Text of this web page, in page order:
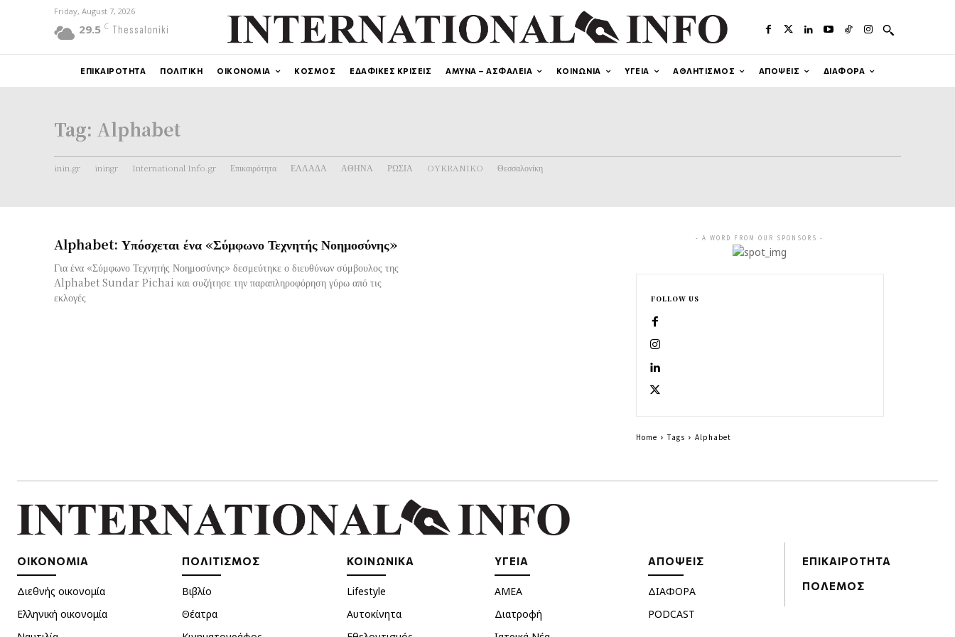
Friday, August 7, 2026
29.5 C Thessaloniki
ΕΠΙΚΑΙΡΟΤΗΤΑ ΠΟΛΙΤΙΚΗ ΟΙΚΟΝΟΜΙΑ ΚΟΣΜΟΣ ΕΔΑΦΙΚΕΣ ΚΡΙΣΕΙΣ ΑΜΥΝΑ – ΑΣΦΑΛΕΙΑ ΚΟΙΝΩΝΙΑ ΥΓΕΙΑ ΑΘΛΗΤΙΣΜΟΣ ΑΠΟΨΕΙΣ ΔΙΑΦΟΡΑ
Tag: Alphabet
inin.gr iningr International Info.gr Επικαιρότητα ΕΛΛΑΔΑ ΑΘΗΝΑ ΡΩΣΙΑ OYKRANIKO Θεσσαλονίκη
Alphabet: Υπόσχεται ένα «Σύμφωνο Τεχνητής Νοημοσύνης»
Για ένα «Σύμφωνο Τεχνητής Νοημοσύνης» δεσμεύτηκε ο διευθύνων σύμβουλος της
Alphabet Sundar Pichai και συζήτησε την παραπληροφόρηση γύρω από τις
εκλογές
- A WORD FROM OUR SPONSORS -
FOLLOW US
Home Tags Alphabet
ΟΙΚΟΝΟΜΙΑ
Διεθνής οικονομία
Ελληνική οικονομία
ΠΟΛΙΤΙΣΜΟΣ
Βιβλίο
Θέατρα
ΚΟΙΝΩΝΙΚΑ
Lifestyle
Αυτοκίνητα
ΥΓΕΙΑ
ΑΜΕΑ
Διατροφή
ΑΠΟΨΕΙΣ
ΔΙΑΦΟΡΑ
PODCAST
ΕΠΙΚΑΙΡΟΤΗΤΑ
ΠΟΛΕΜΟΣ